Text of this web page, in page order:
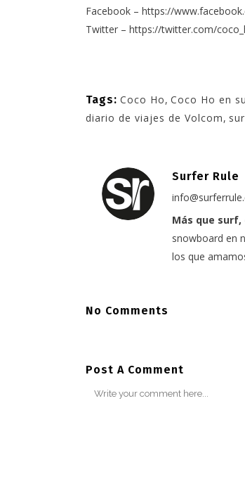
Facebook – https://
Twitter – https://twitter.com/
Tags: Coco Ho, Coco Ho en
diario de viajes de Volcom,
Surfer Rule
Más que
snowboard en
los que
No Comments
Post A Comment